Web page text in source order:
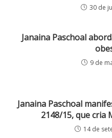
30 de
Janaina Paschoal
9 de
Janaina Paschoal
2148/15, que cria
14 de